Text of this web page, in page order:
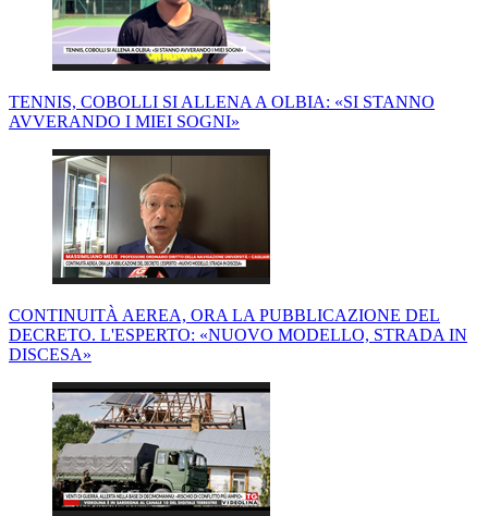
TENNIS, COBOLLI SI ALLENA A OLBIA: «SI STANNO
AVVERANDO I MIEI SOGNI»
CONTINUITÀ AEREA, ORA LA PUBBLICAZIONE DEL
DECRETO. L'ESPERTO: «NUOVO MODELLO, STRADA IN
DISCESA»